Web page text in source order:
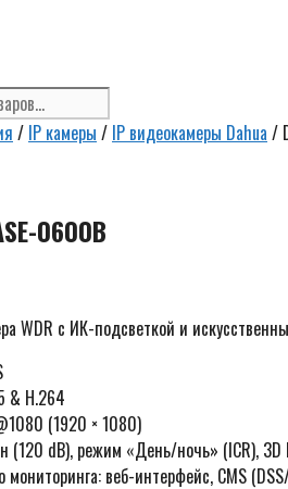
/ IP камеры / IP видеокамеры Dahua /
0600B
WDR с ИК-подсветкой и
& H.264
(1920 × 1080)
dB), режим «День/ночь» (ICR), 3D
веб-интерфейс, CMS